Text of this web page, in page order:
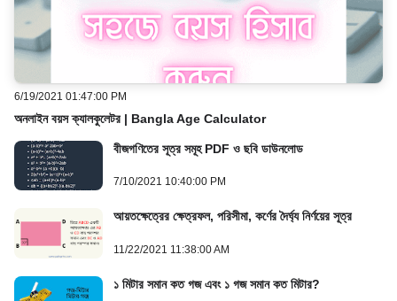
অনলাইন বয়স ক্যালকুলেটর | Bangla Age Calculator
6/19/2021 01:47:00 PM
বীজগণিতের সূত্র সমূহ PDF ও ছবি ডাউনলোড
7/10/2021 10:40:00 PM
আয়তক্ষেত্রের ক্ষেত্রফল, পরিসীমা, কর্ণের দৈর্ঘ্য নির্ণয়ের সূত্র
11/22/2021 11:38:00 AM
১ মিটার সমান কত গজ এবং ১ গজ সমান কত মিটার?